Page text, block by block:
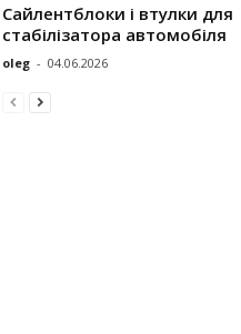
Сайлентблоки і втулки для
стабілізатора автомобіля
oleg - 04.06.2026